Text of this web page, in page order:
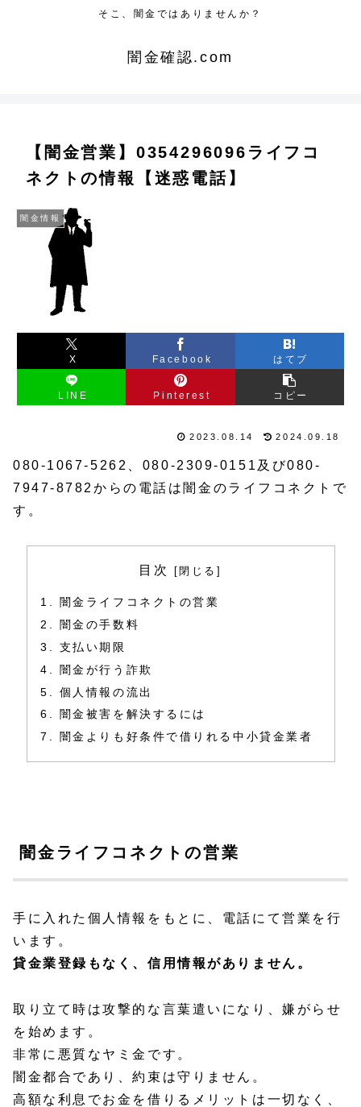
そこ、闇金ではありませんか？
闇金確認.com
【闇金営業】0354296096ライフコ
ネクトの情報【迷惑電話】
闇金情報
X Facebook はてブ
LINE Pinterest コピー
2023.08.14 2024.09.18
080-1067-5262、080-2309-0151及び080-
7947-8782からの電話は闇金のライフコネクトで
す。
目次
闇金ライフコネクトの営業
闇金の手数料
支払い期限
闇金が行う詐欺
個人情報の流出
闇金被害を解決するには
闇金よりも好条件で借りれる中小貸金業者
闇金ライフコネクトの営業
手に入れた個人情報をもとに、電話にて営業を行
います。
貸金業登録もなく、信用情報がありません。
取り立て時は攻撃的な言葉遣いになり、嫌がらせ
を始めます。
非常に悪質なヤミ金です。
闇金都合であり、約束は守りません。
高額な利息でお金を借りるメリットは一切なく、